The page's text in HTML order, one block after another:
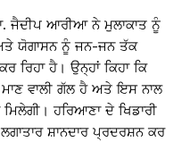
ਜੈਦੀਪ ਆਰੀਆ ਨੇ ਮੁਲਾਕਾਤ ਨੂੰ
ਯੋਗਾਸਨ ਨੂੰ ਜਨ-ਜਨ ਤੱਕ
ਰਿਹਾ ਹੈ। ਉਨ੍ਹਾਂ ਕਿਹਾ ਕਿ
ਵਾਲੀ ਗੱਲ ਹੈ ਅਤੇ ਇਸ ਨਾਲ
ਹਰਿਆਣਾ ਦੇ ਖਿਡਾਰੀ
ਸ਼ਾਨਦਾਰ ਪ੍ਰਦਰਸ਼ਨ ਕਰ